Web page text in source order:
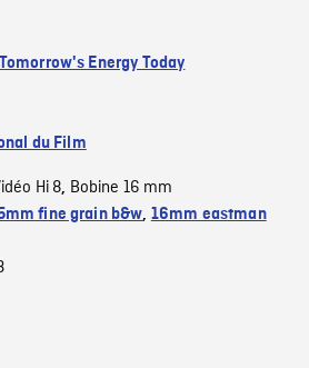
Tomorrow's Energy Today
du Film
Hi 8, Bobine 16 mm
fine grain b&w, 16mm eastman